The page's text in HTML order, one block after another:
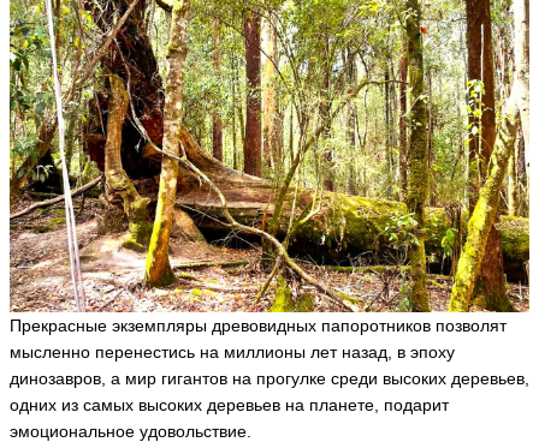
Прекрасные экземпляры древовидных папоротников позволят
мысленно перенестись на миллионы лет назад, в эпоху
динозавров, а мир гигантов на прогулке среди высоких деревьев,
одних из самых высоких деревьев на планете, подарит
эмоциональное удовольствие.